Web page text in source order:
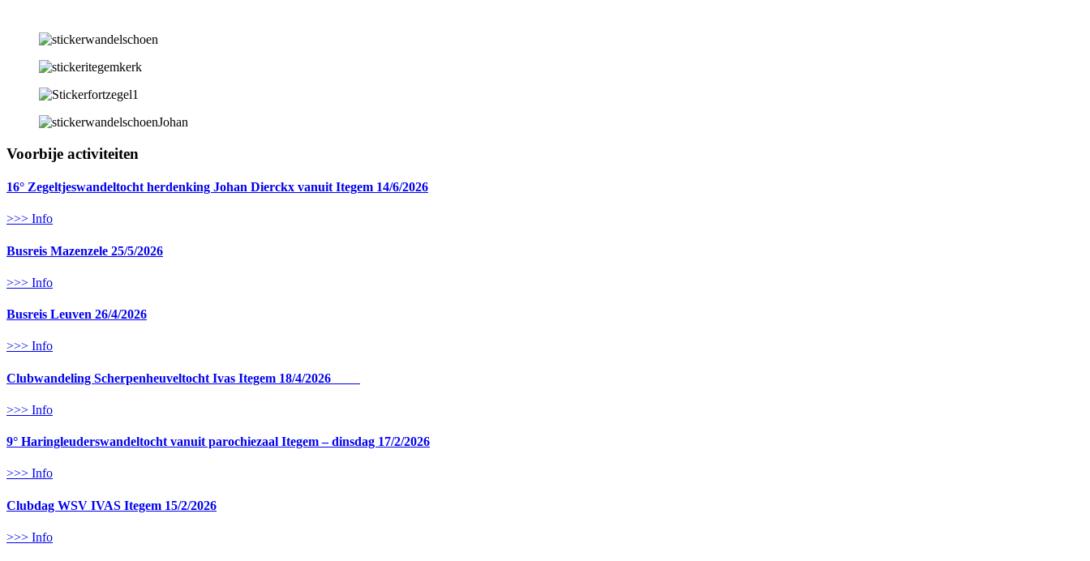
Voorbije activiteiten
16° Zegeltjeswandeltocht herdenking Johan Dierckx vanuit Itegem 14/6/2026
>>> Info
Busreis Mazenzele 25/5/2026
>>> Info
Busreis Leuven 26/4/2026
>>> Info
Clubwandeling Scherpenheuveltocht Ivas Itegem 18/4/2026
>>> Info
9° Haringleuderswandeltocht vanuit parochiezaal Itegem – dinsdag 17/2/2026
>>> Info
Clubdag WSV IVAS Itegem 15/2/2026
>>> Info